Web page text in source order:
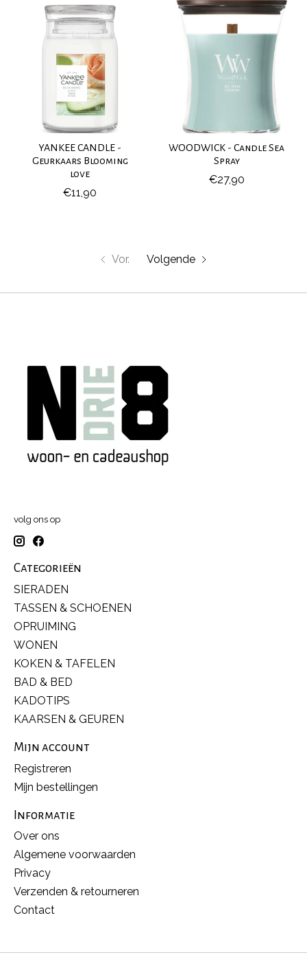
YANKEE CANDLE -
Geurkaars Blooming
love
€11,90
WOODWICK - Candle Sea
Spray
€27,90
Vor. Volgende
volg ons op
Categorieën
SIERADEN
TASSEN & SCHOENEN
OPRUIMING
WONEN
KOKEN & TAFELEN
BAD & BED
KADOTIPS
KAARSEN & GEUREN
Mijn account
Registreren
Mijn bestellingen
Informatie
Over ons
Algemene voorwaarden
Privacy
Verzenden & retourneren
Contact